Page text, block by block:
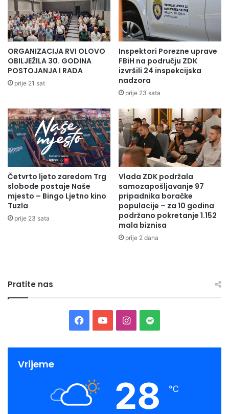
Skupština je donijela i Odluku o usvajanju Elaborata o
pokretanju studijskog programa Inženjerstvo zaštite
okoliša, prvog ciklusa studija, na Metalurško-tehnološkom
fakultetu Univerziteta u Zenici, a potom i odluku o Odluku o
pokretanju studijskog programa Inženjerstvo zaštite
okoliša, prvog ciklusa studija, na istom fakultetu.
U okviru sedme tačke dnevnog reda donesena je Odluka o
usvajanju Elaborata o opravdanosti pokretanja studijskog
programa Doktorski studij iz Lingvistike, trećeg ciklusa
studija, na Filozofskom fakultetu Univerziteta u Zenici i
Odluku o pokretanju studijskog programa Doktorski studij
iz Lingvistike, trećeg ciklusa studija, na istom fakultetu.
Stručna služba Skupštine ZDK
ORGANIZACIJA RVI OLOVO
OBILJEŽILA 30. GODINA
POSTOJANJA I RADA
prije 21 sat
Inspektori Porezne uprave
FBiH na području ZDK
izvršili 24 inspekcijska
nadzora
prije 23 sata
Četvrto ljeto zaredom Trg
slobode postaje Naše
mjesto – Bingo Ljetno kino
Tuzla
prije 23 sata
Vlada ZDK podržala
samozapošljavanje 97
pripadnika boračke
populacije – za 10 godina
podržano pokretanje 1.152
mala biznisa
prije 2 dana
Pratite nas
Facebook
YouTubeInstagram
Spotify
Vrijeme
28 ℃